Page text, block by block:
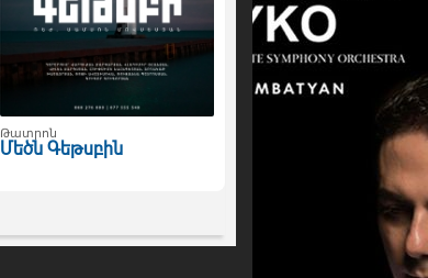
Թատրոն
Մեծն Գեթսբին